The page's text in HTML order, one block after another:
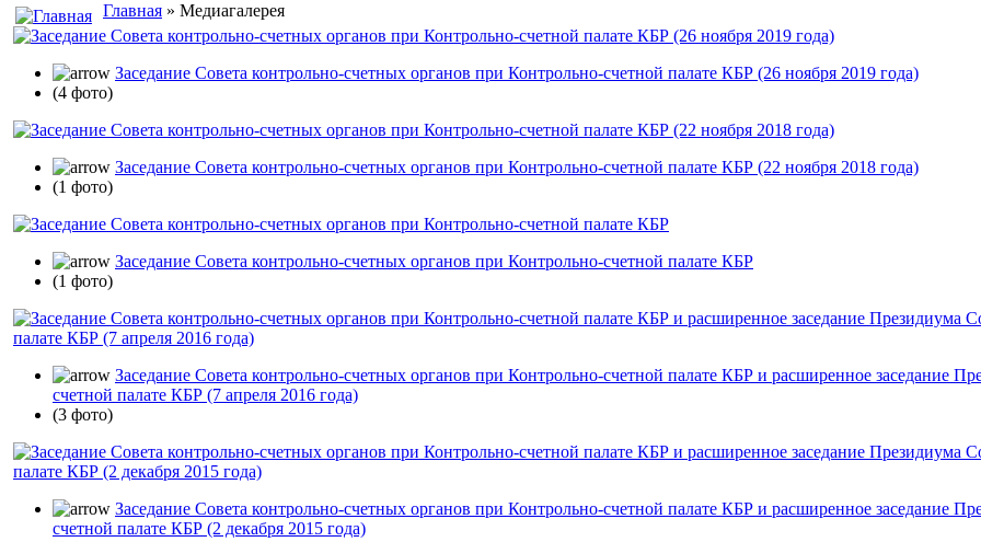
Главная » Медиагалерея
Заседание Совета контрольно-счетных органов при Контрольно-счетной палате КБР (26 ноября 2019 года)
(4 фото)
Заседание Совета контрольно-счетных органов при Контрольно-счетной палате КБР (22 ноября 2018 года)
(1 фото)
Заседание Совета контрольно-счетных органов при Контрольно-счетной палате КБР
(1 фото)
Заседание Совета контрольно-счетных органов при Контрольно-счетной палате КБР и расширенное заседание
счетной палате КБР (7 апреля 2016 года)
(3 фото)
Заседание Совета контрольно-счетных органов при Контрольно-счетной палате КБР и расширенное заседание
счетной палате КБР (2 декабря 2015 года)